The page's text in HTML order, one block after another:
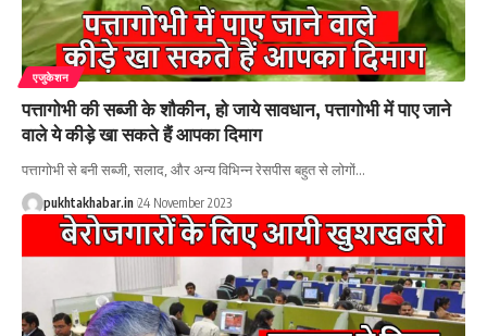
एजुकेशन
पत्तागोभी की सब्जी के शौकीन, हो जाये सावधान, पत्तागोभी में पाए जाने
वाले ये कीड़े खा सकते हैं आपका दिमाग
पत्तागोभी से बनी सब्जी, सलाद, और अन्य विभिन्न रेसपीस बहुत से लोगों…
pukhtakhabar.in 24 November 2023